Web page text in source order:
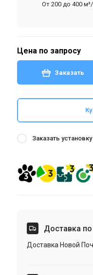
От 200 до 400
Цена по запросу
Заказать
Заказать
Доставка
Доставка Новой